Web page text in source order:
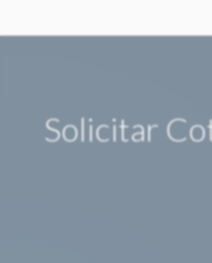
Solicitar